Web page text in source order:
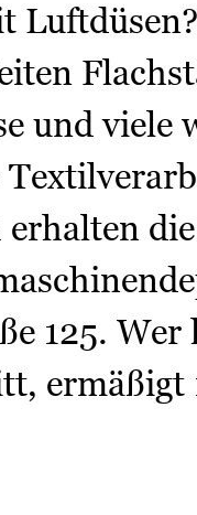
und viele
125. Wer
ermäßigt